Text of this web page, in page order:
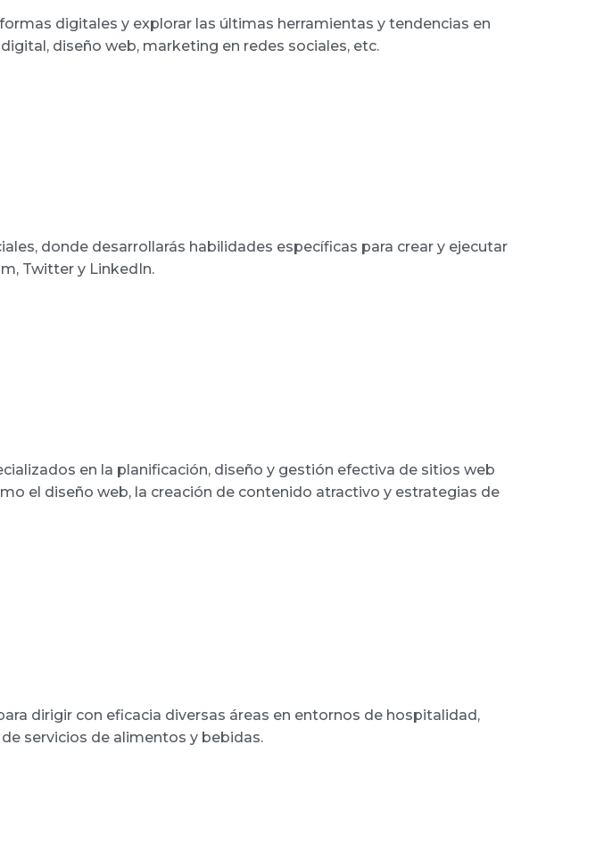
digitales y explorar las últimas herramientas y tendencias en
diseño web, marketing en redes sociales, etc.
donde desarrollarás habilidades específicas para crear y ejecutar
Twitter y LinkedIn.
en la planificación, diseño y gestión efectiva de sitios web
el diseño web, la creación de contenido atractivo y estrategias de
dirigir con eficacia diversas áreas en entornos de hospitalidad,
servicios de alimentos y bebidas.